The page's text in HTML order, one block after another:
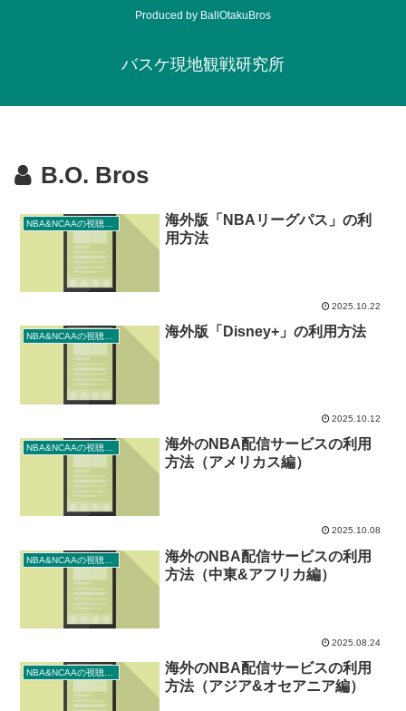
Produced by BallOtakuBros
バスケ現地観戦研究所
B.O. Bros
NBA&NCAAの視聴方法
海外版「NBAリーグパス」の利
用方法
2025.10.22
NBA&NCAAの視聴方法 海外版「Disney+」の利用方法
2025.10.12
NBA&NCAAの視聴方法
海外のNBA配信サービスの利用
方法（アメリカス編）
2025.10.08
NBA&NCAAの視聴方法
海外のNBA配信サービスの利用
方法（中東&アフリカ編）
2025.08.24
NBA&NCAAの視聴方法
海外のNBA配信サービスの利用
方法（アジア&オセアニア編）